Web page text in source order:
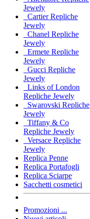
Jewely
Cartier Repliche
Jewely
Chanel Repliche
Jewely
Ermete Repliche
Jewely
Gucci Repliche
Jewely
Links of London
Repliche Jewely
Swarovski Repliche
Jewely
Tiffany & Co
Repliche Jewely
Versace Repliche
Jewely
Replica Penne
Replica Portafogli
Replica Sciarpe
Sacchetti cosmetici
Promozioni ...